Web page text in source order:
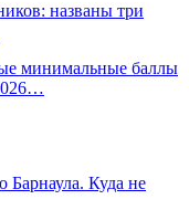
названы три
минимальные баллы
Барнаула. Куда не